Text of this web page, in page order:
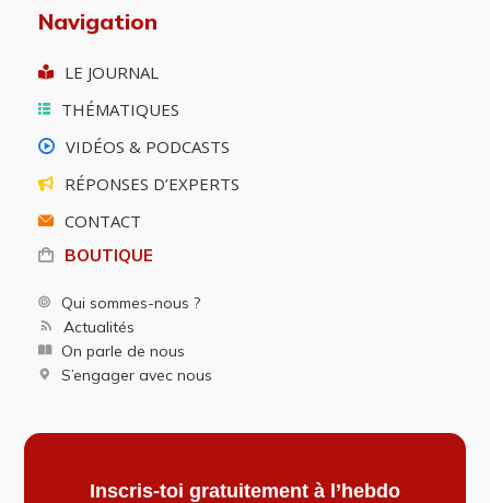
Navigation
LE JOURNAL
THÉMATIQUES
VIDÉOS & PODCASTS
RÉPONSES D’EXPERTS
CONTACT
BOUTIQUE
Qui sommes-nous ?
Actualités
On parle de nous
S’engager avec nous